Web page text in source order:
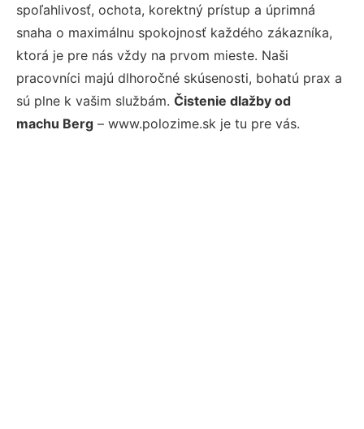
spoľahlivosť, ochota, korektný prístup a úprimná
snaha o maximálnu spokojnosť každého zákazníka,
ktorá je pre nás vždy na prvom mieste. Naši
pracovníci majú dlhoročné skúsenosti, bohatú prax a
sú plne k vašim službám. Čistenie dlažby od
machu Berg – www.polozime.sk je tu pre vás.